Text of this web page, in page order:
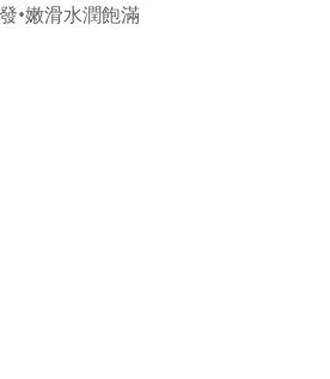
•嫩滑水潤飽滿